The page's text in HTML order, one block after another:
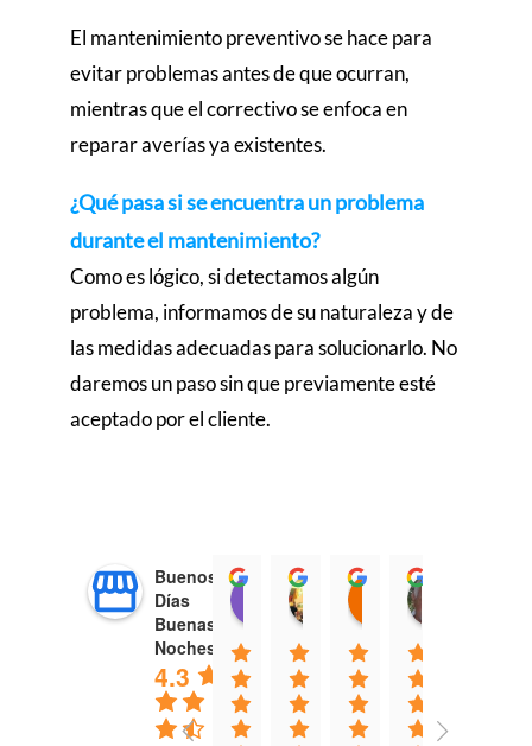
El mantenimiento preventivo se hace para
evitar problemas antes de que ocurran,
mientras que el correctivo se enfoca en
reparar averías ya existentes.
¿Qué pasa si se encuentra un problema
durante el mantenimiento?
Como es lógico, si detectamos algún
problema, informamos de su naturaleza y de
las medidas adecuadas para solucionarlo. No
daremos un paso sin que previamente esté
aceptado por el cliente.
Buenos
Días
Buenas
Noches
4.3
Clara Ben
14:53 24 Oct 25
Natxo Kasko
11:12 25 Sep 25
JOSE MARIA
08:48 18 Sep 25